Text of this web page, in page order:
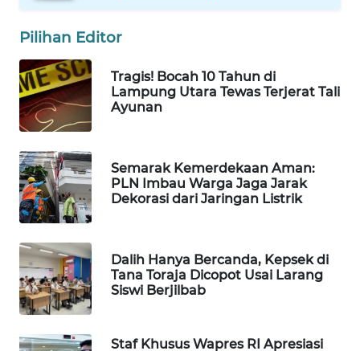
Pilihan Editor
Tragis! Bocah 10 Tahun di
Lampung Utara Tewas Terjerat Tali
Ayunan
Semarak Kemerdekaan Aman:
PLN Imbau Warga Jaga Jarak
Dekorasi dari Jaringan Listrik
Dalih Hanya Bercanda, Kepsek di
Tana Toraja Dicopot Usai Larang
Siswi Berjilbab
Staf Khusus Wapres RI Apresiasi
WAHANA
SPORT
WAHANA
UMKM
WAHANA
WAHANA
PERSONA
WAHANA
OTOMOTIF
WAHANA